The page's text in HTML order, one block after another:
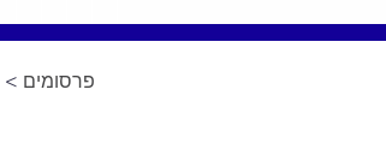
פרסומים >